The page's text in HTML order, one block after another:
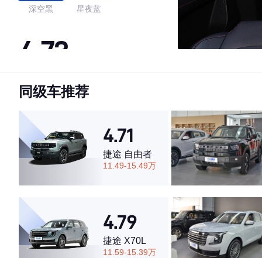
深空黑 星夜蓝
4.73
·外观表现较为优秀，优于77%同级车
·空间表现较为优秀，优于78%同级车
同级车推荐
4.71
捷途 自由者
11.49-15.49万
4.79
捷途 X70L
11.59-15.39万